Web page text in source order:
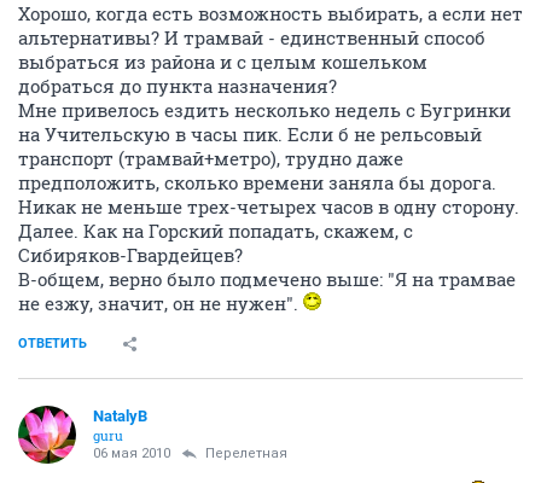
Хорошо, когда есть возможность выбирать, а если нет
альтернативы? И трамвай - единственный способ
выбраться из района и с целым кошельком
добраться до пункта назначения?
Мне привелось ездить несколько недель с Бугринки
на Учительскую в часы пик. Если б не рельсовый
транспорт (трамвай+метро), трудно даже
предположить, сколько времени заняла бы дорога.
Никак не меньше трех-четырех часов в одну сторону.
Далее. Как на Горский попадать, скажем, с
Сибиряков-Гвардейцев?
В-общем, верно было подмечено выше: "Я на трамвае
не езжу, значит, он не нужен".
ОТВЕТИТЬ
NatalyB
guru
06 мая 2010 Перелетная